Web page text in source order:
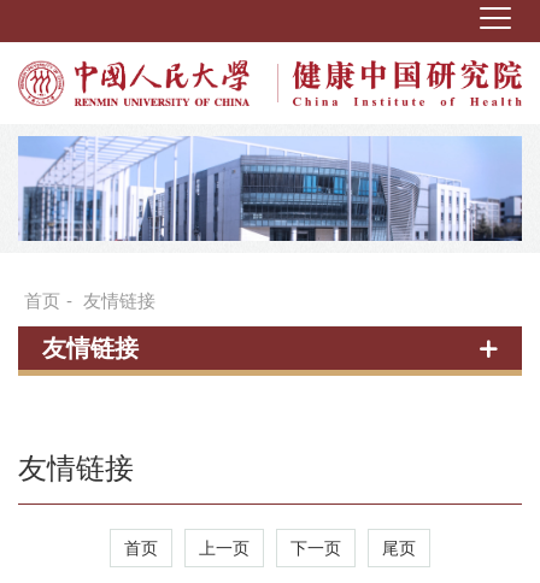
首页 - 友情链接
友情链接
友情链接
首页 上一页 下一页 尾页